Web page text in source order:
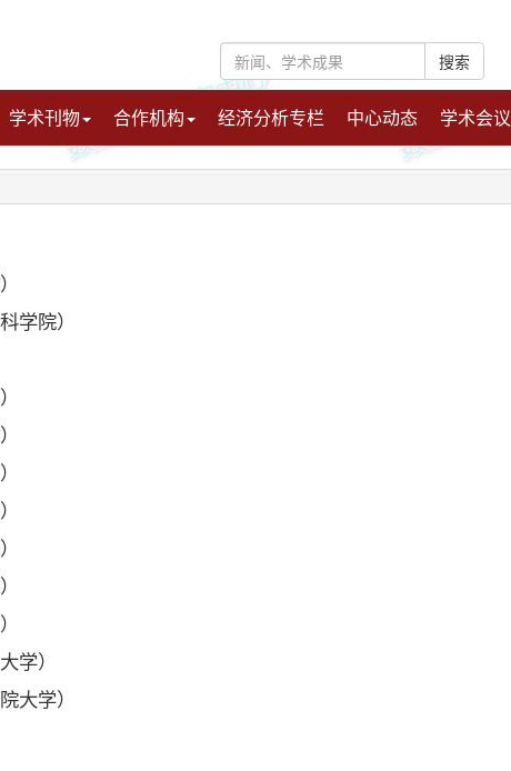
学术刊物 合作机构 经济分析专栏 中心动态 学术会议
院）
）
学）